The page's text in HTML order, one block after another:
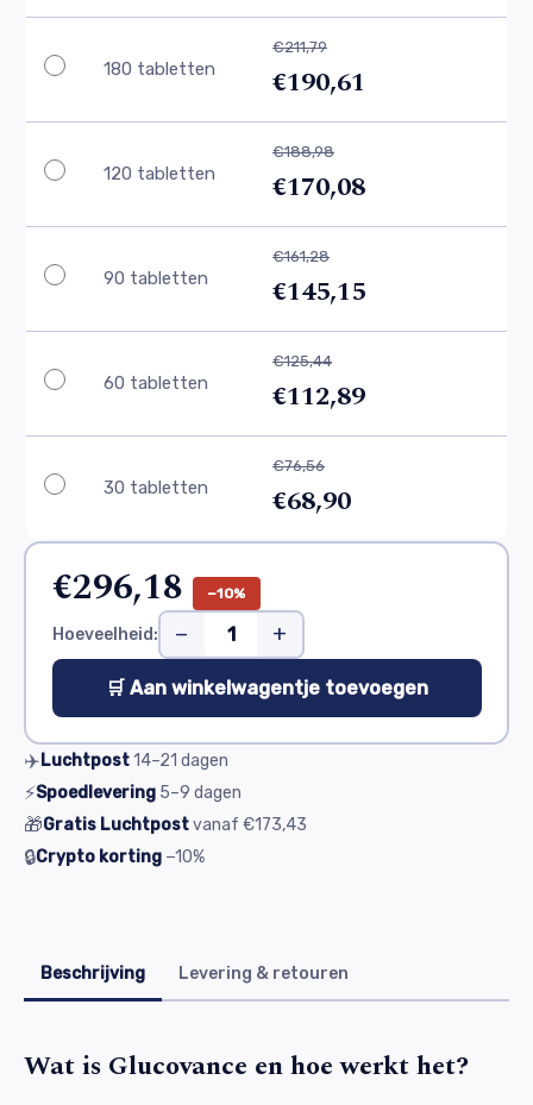
180 tabletten
€211,79
€190,61
120 tabletten
€188,98
€170,08
90 tabletten
€161,28
€145,15
60 tabletten
€125,44
€112,89
30 tabletten
€76,56
€68,90
€296,18 −10%
Hoeveelheid: − +
🛒 Aan winkelwagentje toevoegen
✈️Luchtpost14–21 dagen
⚡Spoedlevering 5–9 dagen
🎁Gratis Luchtpostvanaf €173,43
🔒Crypto korting −10%
Beschrijving Levering & retouren
Wat is Glucovance en hoe werkt het?